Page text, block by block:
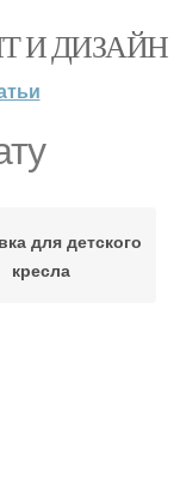
И ДИЗАЙН
для детского
кресла